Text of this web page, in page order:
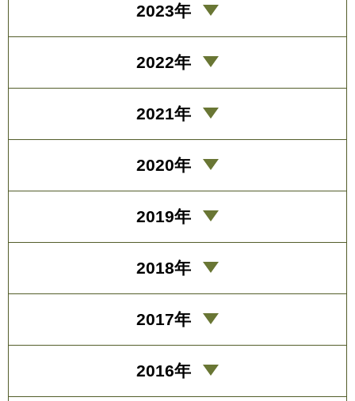
2023年
2022年
2021年
2020年
2019年
2018年
2017年
2016年